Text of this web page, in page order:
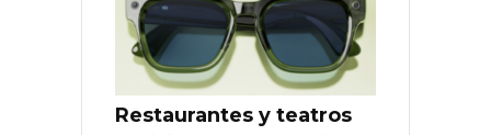
Restaurantes y teatros